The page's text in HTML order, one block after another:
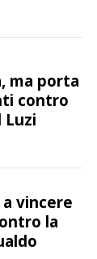
ma porta
contro
Luzi
vincere
la